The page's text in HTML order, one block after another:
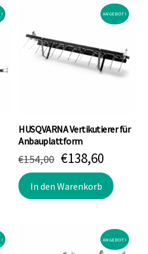
ANGEBOT!
HUSQVARNA Vertikutierer für
Anbauplattform
€154,00 Ursprünglicher
Preis
war:
€154,00
€138,60
Preis
ist:
In den Warenkorb
ANGEBOT!